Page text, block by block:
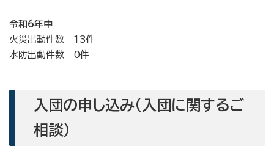
令和6年中
火災出動件数 13件
水防出動件数 0件
入団の申し込み（入団に関するご
相談）